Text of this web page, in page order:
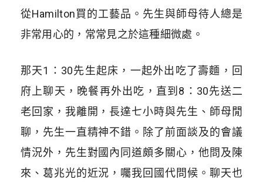
從Hamilton買的工藝品。先生與師母待人總是
非常用心的，常常見之於這種細微處。
那天1：30先生起床，一起外出吃了壽麵，回
府上聊天，晚餐再外出吃，直到8：30先送二
老回家，我離開，長達七小時與先生、師母閒
聊，先生一直精神不錯。除了前面談及的會議
情況外，先生對國內同道頗多關心，他問及陳
來、葛兆光的近況，囑我回國代問候。聊天也